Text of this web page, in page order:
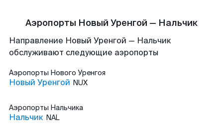
Аэропорты Новый Уренгой — Нальчик
Направление Новый Уренгой — Нальчик
обслуживают следующие аэропорты
Аэропорты Нового Уренгоя
Новый Уренгой NUX
Аэропорты Нальчика
Нальчик NAL